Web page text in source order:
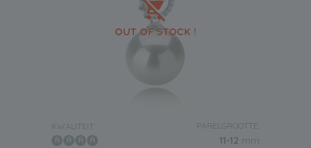
KWALITEIT: PARELGROOTTE:
11-12 mm